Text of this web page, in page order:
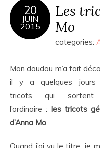
20
JUIN
2015
Les
Mo
categories:
Mon doudou m’a fait
il y a quelques jours
tricots qui
l’ordinaire : les tricots
d’Anna Mo.
Quand j’ai vu le titre, je